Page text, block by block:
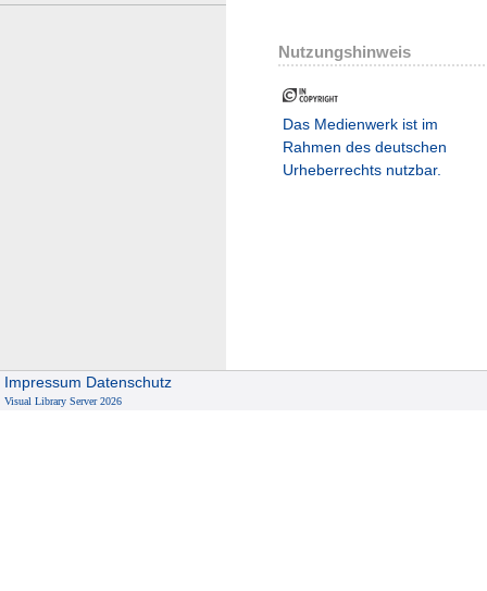
Nutzungshinweis
Das Medienwerk ist im
Rahmen des deutschen
Urheberrechts nutzbar.
Impressum Datenschutz
Visual Library Server 2026